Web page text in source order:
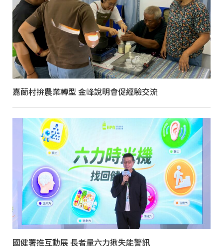
嘉蘭村拚農業轉型 金峰說明會促經驗交流
國健署推互動展 長者量六力揪失能警訊